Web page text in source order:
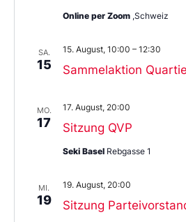
Online per Zoom ,Schweiz
SA.
15 Sammelaktion
15. August, 10:00 – 12:30
MO.
17 Sitzung QVP
17. August, 20:00
Seki Basel Rebgasse 1
MI.
19 Sitzung
19. August, 20:00